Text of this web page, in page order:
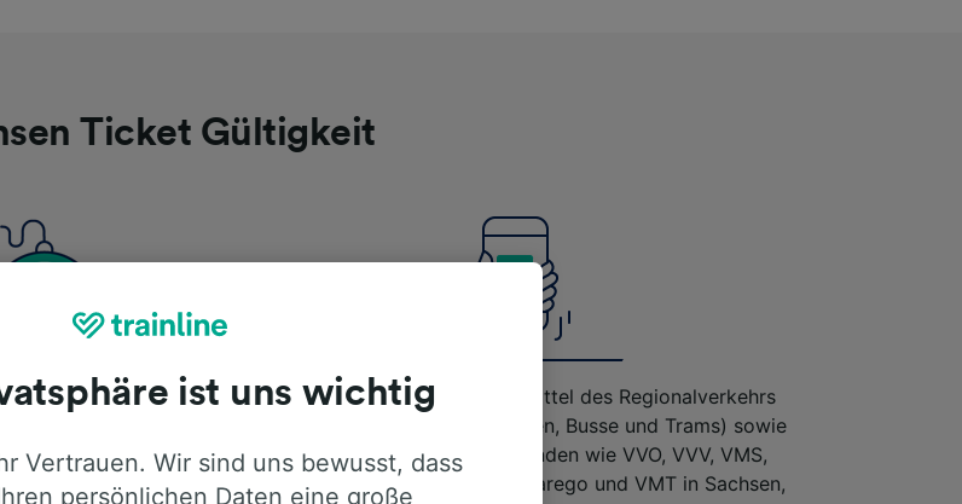
Ticket Gültigkeit
gilt von 9 Uhr bis 3 Uhr des
Alle Verkehrsmittel des Regionalverkehrs
(Regionalbahnen, Busse und Trams) sowie
Verkehrsverbünden wie VVO, VVV, VMS,
ZVON, MDV, marego und VMT in Sachsen,
ist uns wichtig
Vertrauen. Wir sind uns bewusst, dass
persönlichen Daten eine große